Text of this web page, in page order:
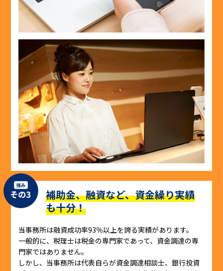
補助金、融資など、資金繰り実績
も十分！
当事務所は融資成功率93％以上を誇る実績があります。
一般的に、税理士は税金の専門家であって、資金調達の専
門家ではありません。
しかし、当事務所は代表自らが資金調達相談士、銀行投資